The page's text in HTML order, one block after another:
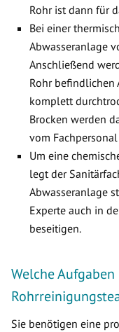
Rohr ist dann für
Bei einer
Abwasseranlage
Anschließend
Rohr befindlichen
komplett
Brocken werden
vom
Um eine
legt der
Abwasseranlage
Experte auch in
beseitigen.
Welche
Sie benötigen eine